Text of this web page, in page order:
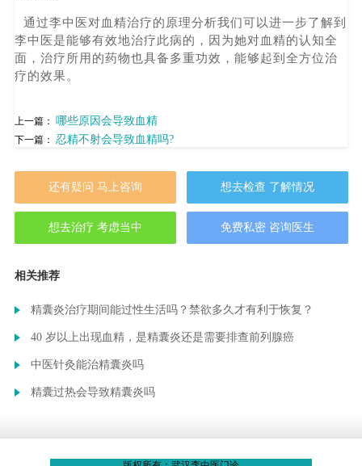
通过李中医对血精治疗的原理分析我们可以进一步了解到
李中医是能够有效地治疗此病的，因为她对血精的认知全
面，治疗所用的药物也具备多重功效，能够起到全方位治
疗的效果。
上一篇： 哪些原因会导致血精
下一篇： 忍精不射会导致血精吗?
还有疑问 马上咨询 想去检查 了解情况
想去治疗 考虑当中 免费私密 咨询医生
相关推荐
精囊炎治疗期间能过性生活吗？禁欲多久才有利于恢复？
40 岁以上出现血精，是精囊炎还是需要排查前列腺癌
中医针灸能治精囊炎吗
精囊过热会导致精囊炎吗